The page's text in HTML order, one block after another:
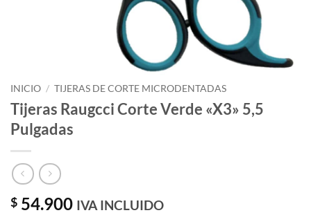
INICIO / TIJERAS DE CORTE MICRODENTADAS
Tijeras Raugcci Corte Verde «X3» 5,5
Pulgadas
$ 54.900 IVA INCLUIDO